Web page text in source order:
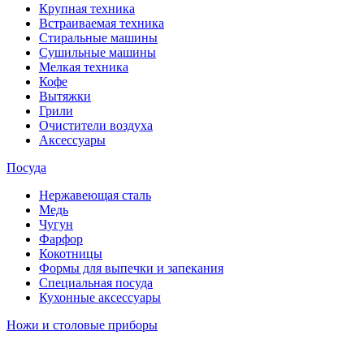
Крупная техника
Встраиваемая техника
Стиральные машины
Сушильные машины
Мелкая техника
Кофе
Вытяжки
Грили
Очистители воздуха
Аксессуары
Посуда
Нержавеющая сталь
Медь
Чугун
Фарфор
Кокотницы
Формы для выпечки и запекания
Специальная посуда
Кухонные аксессуары
Ножи и столовые приборы